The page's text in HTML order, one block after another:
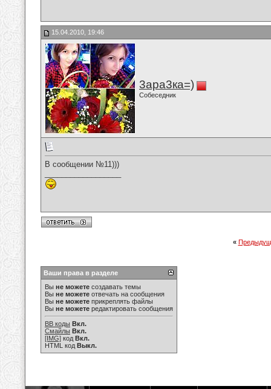
15.04.2010, 19:46
3ара3ка=)
Собеседник
В сообщении №11)))
«
Ваши права в разделе
Вы не можете создавать темы
Вы не можете отвечать на сообщения
Вы не можете прикреплять файлы
Вы не можете редактировать сообщения
BB коды Вкл.
Смайлы Вкл.
[IMG] код Вкл.
HTML код Выкл.